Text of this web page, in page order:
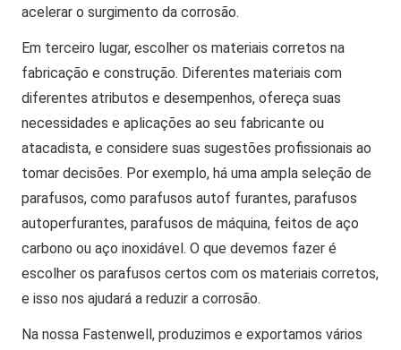
acelerar o surgimento da corrosão.
Em terceiro lugar, escolher os materiais corretos na
fabricação e construção. Diferentes materiais com
diferentes atributos e desempenhos, ofereça suas
necessidades e aplicações ao seu fabricante ou
atacadista, e considere suas sugestões profissionais ao
tomar decisões. Por exemplo, há uma ampla seleção de
parafusos, como parafusos autof furantes, parafusos
autoperfurantes, parafusos de máquina, feitos de aço
carbono ou aço inoxidável. O que devemos fazer é
escolher os parafusos certos com os materiais corretos,
e isso nos ajudará a reduzir a corrosão.
Na nossa Fastenwell, produzimos e exportamos vários